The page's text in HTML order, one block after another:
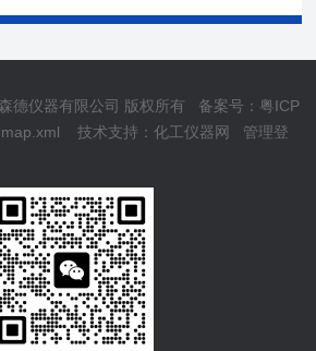
德仪器有限公司 版权所有 备案号：粤ICP
技术支持：化工仪器网
管理登